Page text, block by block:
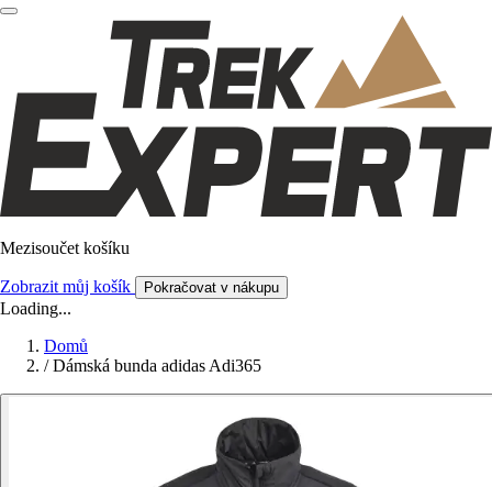
Mezisoučet košíku
Zobrazit můj košík Pokračovat v nákupu
Loading...
Domů
/ Dámská bunda adidas Adi365